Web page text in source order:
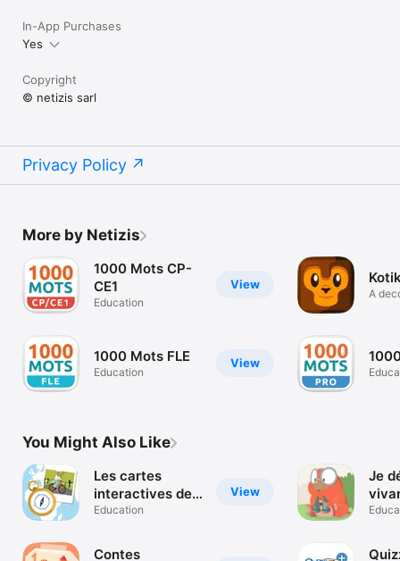
In-App Purchases
Yes
Copyright
© netizis sarl
Privacy Policy
More by Netizis
View
1000 Mots CP-
CE1
Education
View
1000 Mots FLE
Education
A
You Might Also Like
View
Les cartes
interactives de
géo
Education
Contes
Je